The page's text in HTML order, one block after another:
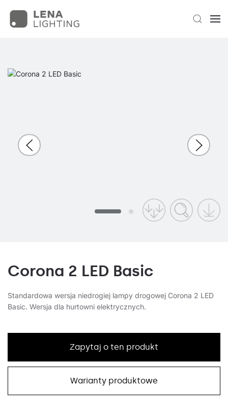
Corona 2 LED Basic
Standardowa wersja niedrogiej lampy drogowej Corona 2 LED
Basic. Wersja dla hurtowni elektrycznych.
Zapytaj o ten produkt
Warianty produktowe